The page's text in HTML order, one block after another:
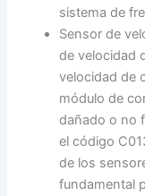
sistema de
Sensor de
de velocidad
velocidad de
módulo de
dañado o no
el código
de los
fundamental